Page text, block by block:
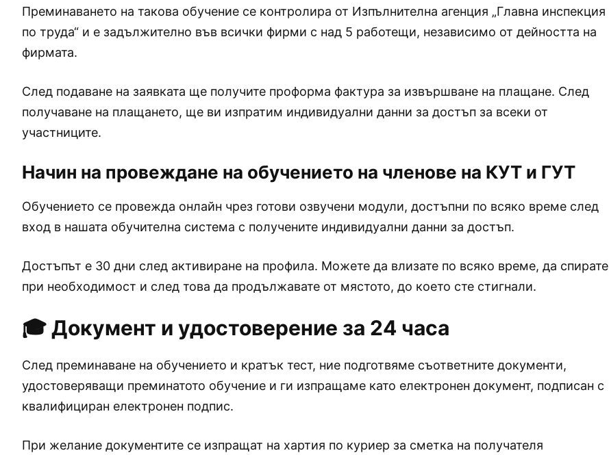
Преминаването на такова обучение се контролира от Изпълнителна агенция „Главна инспекция
по труда“ и е задължително във всички фирми с над 5 работещи, независимо от дейността на
фирмата.
След подаване на заявката ще получите проформа фактура за извършване на плащане. След
получаване на плащането, ще ви изпратим индивидуални данни за достъп за всеки от
участниците.
Начин на провеждане на обучението на членове на КУТ и ГУТ
Обучението се провежда онлайн чрез готови озвучени модули, достъпни по всяко време след
вход в нашата обучителна система с получените индивидуални данни за достъп.
Достъпът е 30 дни след активиране на профила. Можете да влизате по всяко време, да спирате
при необходимост и след това да продължавате от мястото, до което сте стигнали.
🎓 Документ и удостоверение за 24 часа
След преминаване на обучението и кратък тест, ние подготвяме съответните документи,
удостоверяващи преминатото обучение и ги изпращаме като електронен документ, подписан с
квалифициран електронен подпис.
При желание документите се изпращат на хартия по куриер за сметка на получателя